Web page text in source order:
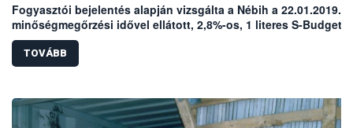
Fogyasztói bejelentés alapján vizsgálta a Nébih a 22.01.2019.
minőségmegőrzési idővel ellátott, 2,8%-os, 1 literes S-Budget
tejet. A termék mikrobiológiai szennyezettségét a laboratóriumi
vizsgálatok is megerősítették, ezért a Nébih elrendelte annak
forgalomból való kivonását és fogyasztóktól történő
TOVÁBB